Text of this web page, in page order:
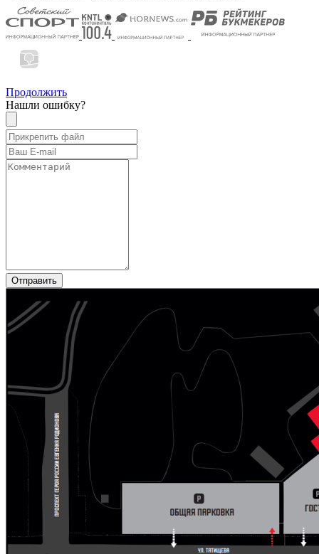
Продолжить
Нашли ошибку?